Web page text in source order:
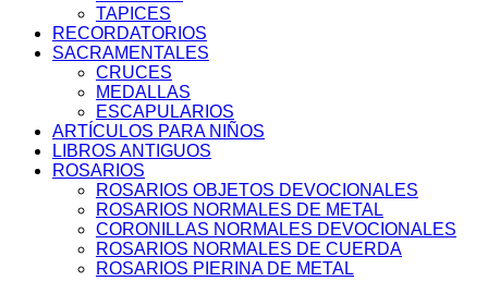
TAPICES
RECORDATORIOS
SACRAMENTALES
CRUCES
MEDALLAS
ESCAPULARIOS
ARTÍCULOS PARA NIÑOS
LIBROS ANTIGUOS
ROSARIOS
ROSARIOS OBJETOS DEVOCIONALES
ROSARIOS NORMALES DE METAL
CORONILLAS NORMALES DEVOCIONALES
ROSARIOS NORMALES DE CUERDA
ROSARIOS PIERINA DE METAL